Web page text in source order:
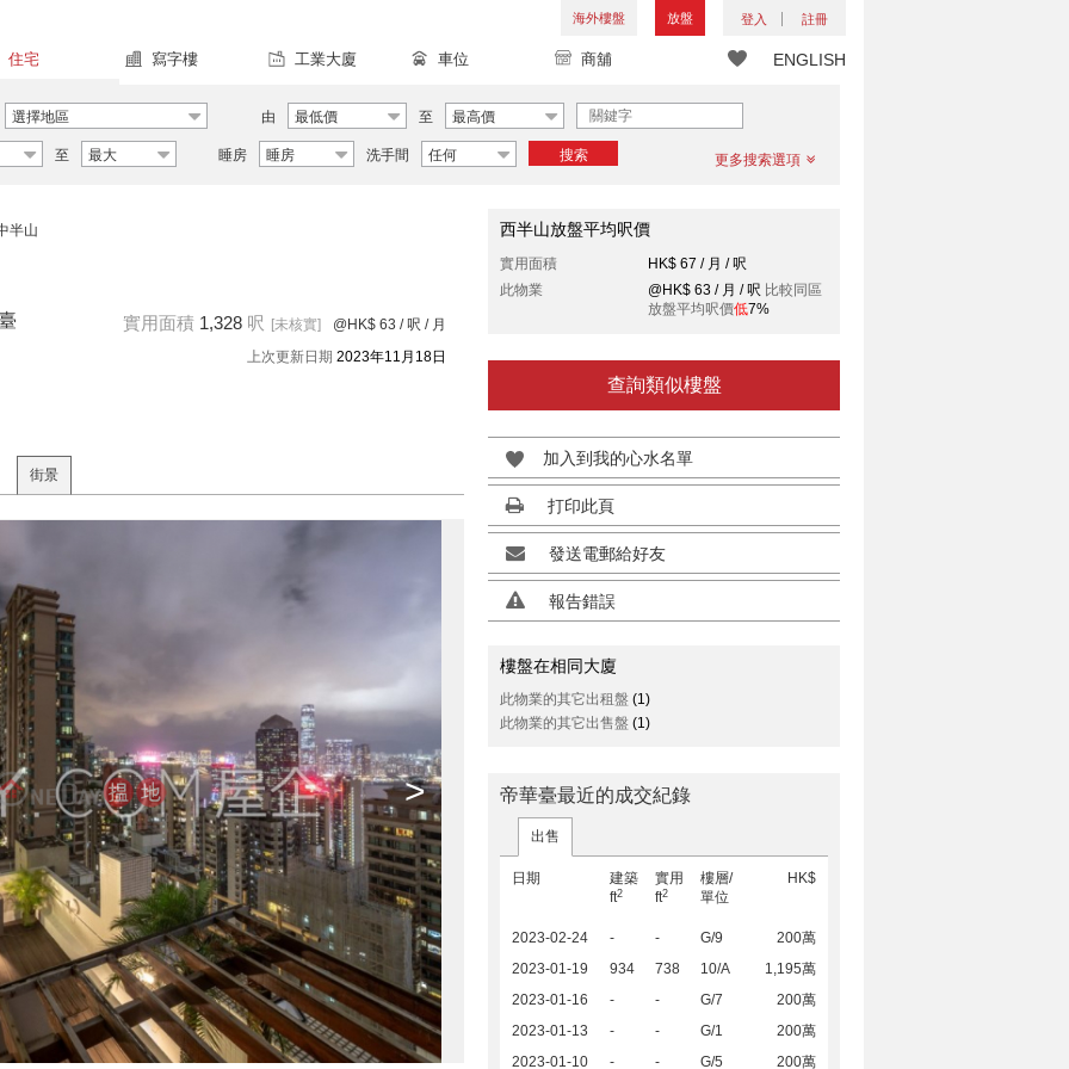
海外樓盤 放盤 登入 註冊
ENGLISH
住宅 寫字樓 工業大廈 車位 商舖
選擇地區 由 最低價 至 最高價
至 最大 睡房 睡房 洗手間 任何 搜索 更多搜索選項
半山
實用面積 1,328 呎 [未核實] @HK$ 63 / 呎 / 月
上次更新日期 2023年11月18日
街景
>
西半山放盤平均呎價
實用面積
HK$ 67 / 月 / 呎
此物業
@HK$ 63 / 月 / 呎 比較同區
放盤平均呎價低7%
查詢類似樓盤
加入到我的心水名單
打印此頁
發送電郵給好友
報告錯誤
樓盤在相同大廈
此物業的其它出租盤 (1)
此物業的其它出售盤 (1)
帝華臺最近的成交紀錄
出售
日期
建築
ft2
實用
ft2
樓層/
單位
HK$
2023-02-24 - - G/9
200萬
2023-01-19
934 738 10/A
1,195萬
2023-01-16
- - G/7
200萬
2023-01-13
- - G/1
200萬
2023-01-10
- - G/5 200萬